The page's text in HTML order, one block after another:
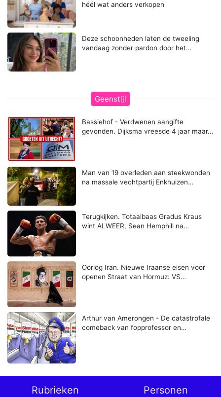
héél wat anders verkopen
Deze schoonheden laten de tweeling
vandaag zonder pardon door het…
Geenstijl
Bassiehof - Verdwenen aangifte
gevonden. Dijksma vreesde 4 jaar maar…
Man van 19 overleden aan steekwonden
na massale vechtpartij Enkhuizen…
Terugkijken. Totaalbaas Gradus Kraus
wint ALWEER, Sean Hemphill na…
Oorlog Iran. Nieuwe Iraanse eisen voor
openen Straat van Hormuz: VS…
Arthur van Amerongen - De catastrofale
comeback van fopprofessor en…
Rubrieken Personen